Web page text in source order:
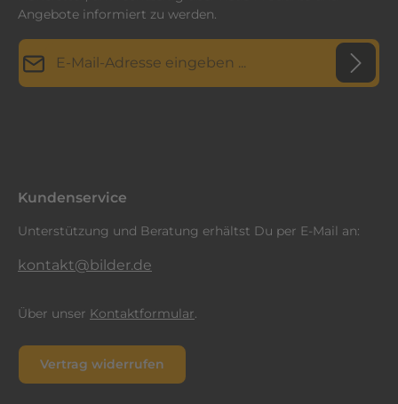
Angebote informiert zu werden.
E-Mail-Adresse*
Kundenservice
Unterstützung und Beratung erhältst Du per E-Mail an:
kontakt@bilder.de
Über unser Kontaktformular.
Vertrag widerrufen